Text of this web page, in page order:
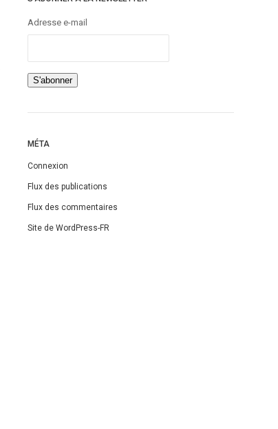
Adresse e-mail
MÉTA
Connexion
Flux des publications
Flux des commentaires
Site de WordPress-FR